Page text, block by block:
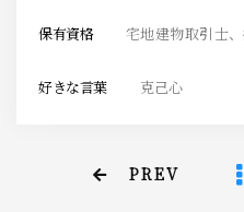
保有資格 宅地建物取引士
好きな言葉 克己心
PREV